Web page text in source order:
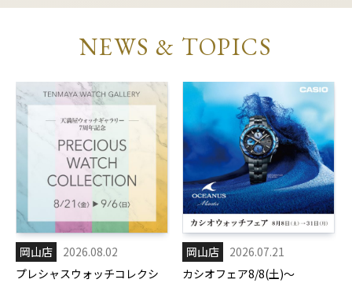
NEWS & TOPICS
岡山店
2026.08.02
プレシャスウォッチコレクシ
岡山店
2026.07.21
カシオフェア8/8(土)～